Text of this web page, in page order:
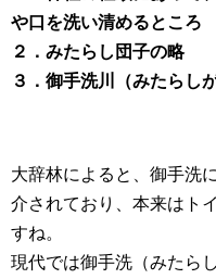
や口を洗い清めるところ
２．みたらし団子の略
３．御手洗川（みたらし
大辞林によると、御手洗
介されており、本来はト
すね。
現代では御手洗（みたら